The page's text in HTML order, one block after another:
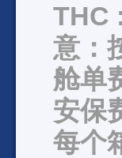
THC
意：
舱单
安保
每个